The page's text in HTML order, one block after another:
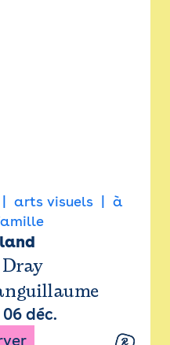
arts visuels
à
06 déc.